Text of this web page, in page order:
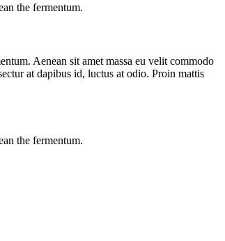
the fermentum.
Aenean sit amet massa eu velit commodo
at dapibus id, luctus at odio. Proin mattis
the fermentum.